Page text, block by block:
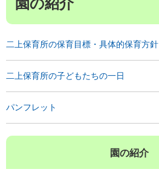
二上保育所の保育目標・具体的保育方針
二上保育所の子どもたちの一日
パンフレット
園の紹介